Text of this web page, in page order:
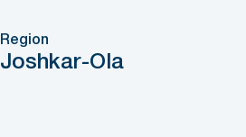
Region
Joshkar-Ola